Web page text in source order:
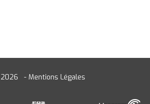
2026 - Mentions Légales